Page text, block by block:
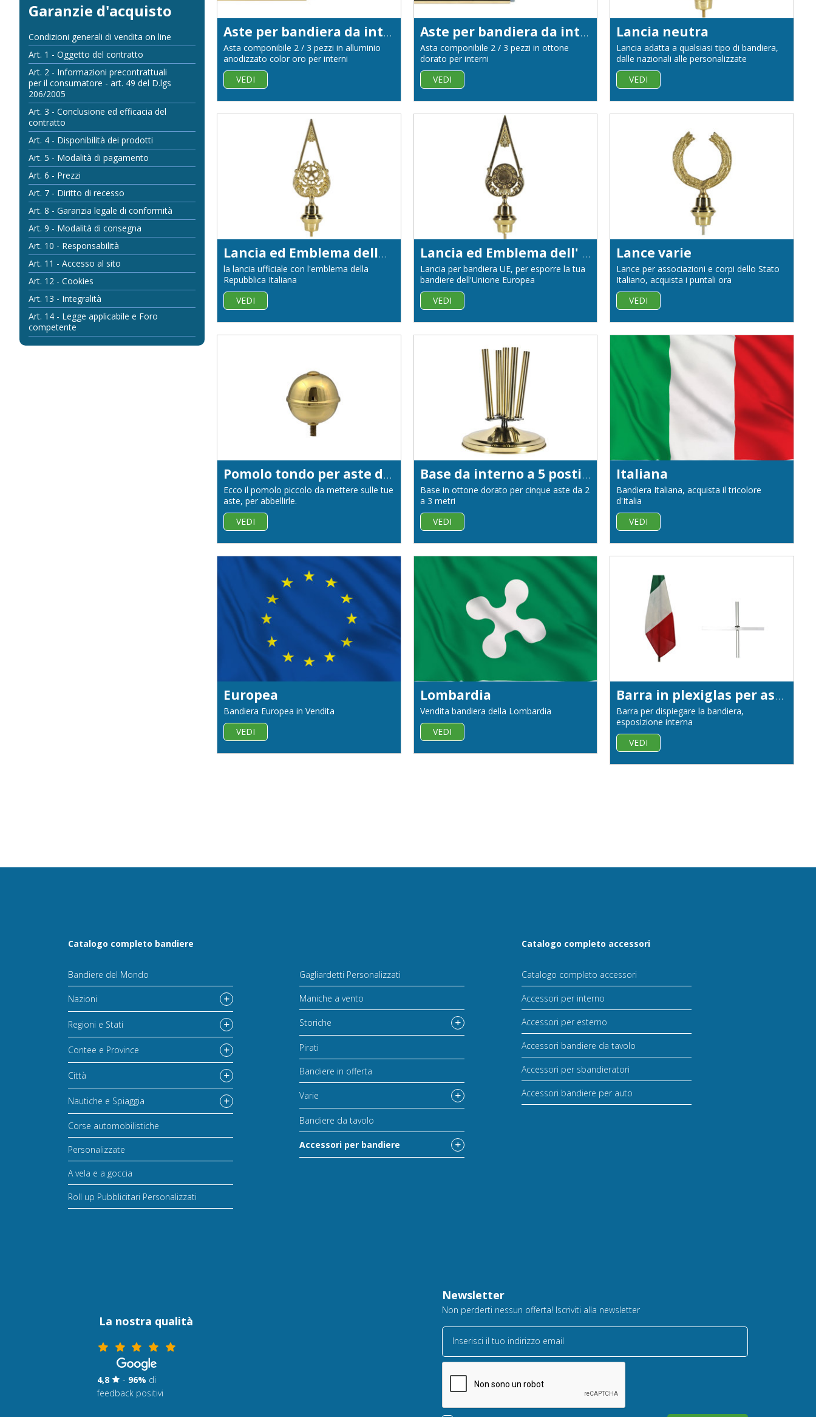
Garanzie d'acquisto
Condizioni generali di vendita on line
Art. 1 - Oggetto del contratto
Art. 2 - Informazioni precontrattuali
per il consumatore - art. 49 del D.lgs
206/2005
Art. 3 - Conclusione ed efficacia del
contratto
Art. 4 - Disponibilità dei prodotti
Art. 5 - Modalità di pagamento
Art. 6 - Prezzi
Art. 7 - Diritto di recesso
Art. 8 - Garanzia legale di conformità
Art. 9 - Modalità di consegna
Art. 10 - Responsabilità
Art. 11 - Accesso al sito
Art. 12 - Cookies
Art. 13 - Integralità
Art. 14 - Legge applicabile e Foro
competente
Aste per bandiera da interno in alluminio anodizzato color oro diametro 22
Asta componibile 2 / 3 pezzi in alluminio
anodizzato color oro per interni
VEDI
Aste per bandiera da interno in ottone dorato diametro 22
Asta componibile 2 / 3 pezzi in ottone
dorato per interni
VEDI
Lancia neutra
Lancia adatta a qualsiasi tipo di bandiera,
dalle nazionali alle personalizzate
VEDI
Lancia ed Emblema della Repubblica Italiana
la lancia ufficiale con l'emblema della
Repubblica Italiana
VEDI
Lancia ed Emblema dell' Unione Europea
Lancia per bandiera UE, per esporre la tua
bandiere dell'Unione Europea
VEDI
Lance varie
Lance per associazioni e corpi dello Stato
Italiano, acquista i puntali ora
VEDI
Pomolo tondo per aste diametro 50 mm
Ecco il pomolo piccolo da mettere sulle tue
aste, per abbellirle.
VEDI
Base da interno a 5 posti in ottone dorato
Base in ottone dorato per cinque aste da 2
a 3 metri
VEDI
Italiana
Bandiera Italiana, acquista il tricolore
d'Italia
VEDI
Europea
Bandiera Europea in Vendita
VEDI
Lombardia
Vendita bandiera della Lombardia
VEDI
Barra in plexiglas per aste da interno
Barra per dispiegare la bandiera,
esposizione interna
VEDI
Catalogo completo bandiere
Bandiere del Mondo
Nazioni
Regioni e Stati
Contee e Province
Città
Nautiche e Spiaggia
Corse automobilistiche
Personalizzate
A vela e a goccia
Roll up Pubblicitari Personalizzati
Gagliardetti Personalizzati
Maniche a vento
Storiche
Pirati
Bandiere in offerta
Varie
Bandiere da tavolo
Accessori per bandiere
Catalogo completo accessori
Catalogo completo accessori
Accessori per interno
Accessori per esterno
Accessori bandiere da tavolo
Accessori per sbandieratori
Accessori bandiere per auto
La nostra qualità
4,8 - 96% di
feedback positivi
Newsletter
Non perderti nessun offerta! Iscriviti alla newsletter
Inserisci il tuo indirizzo email